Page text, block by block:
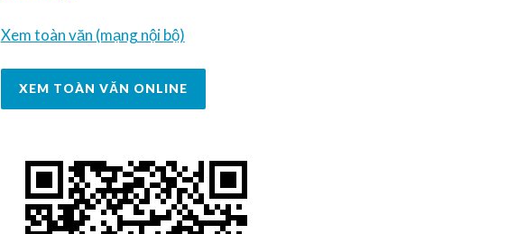
Xem toàn văn (mạng nội bộ)
XEM TOÀN VĂN ONLINE